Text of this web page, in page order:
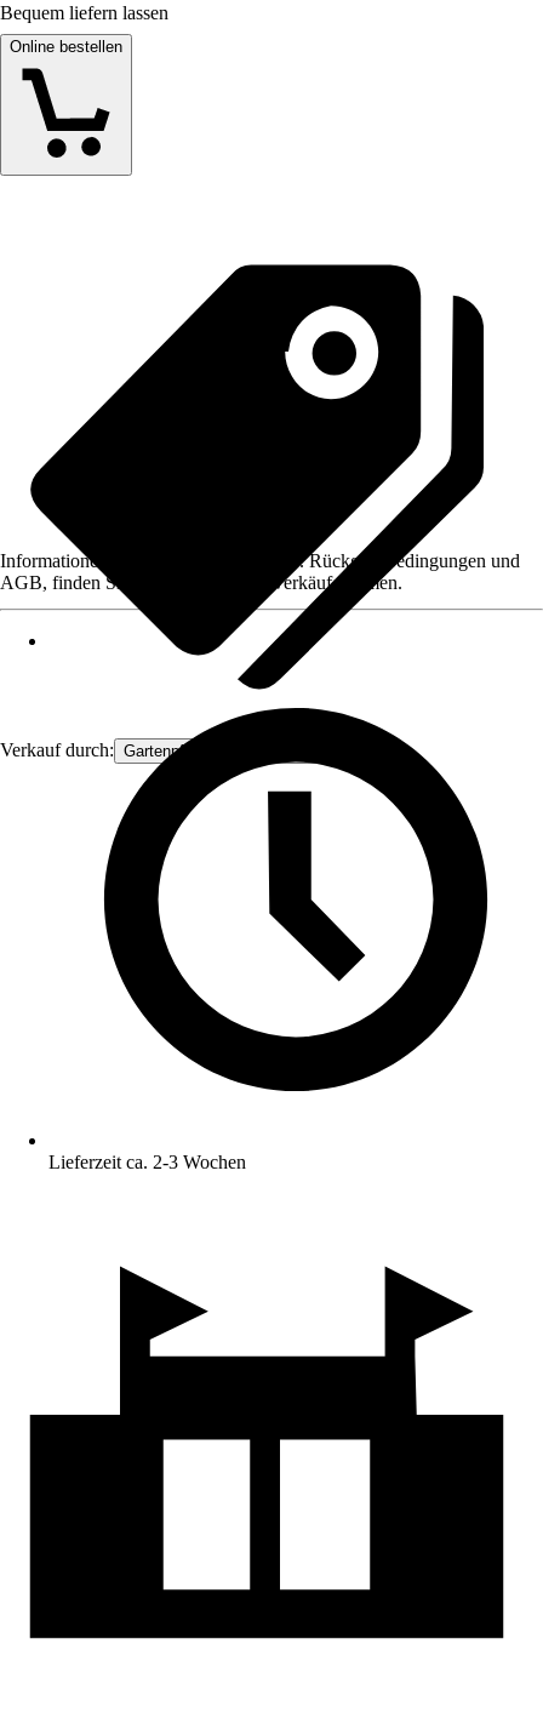
Bequem liefern lassen
Online bestellen
Verkauf durch: Gartenpflanzen Ammerland
Informationen des Verkäufers, wie z. B. Rückgabebedingungen und
AGB, finden Sie bei Klick auf den Verkäufernamen.
Lieferzeit ca. 2-3 Wochen